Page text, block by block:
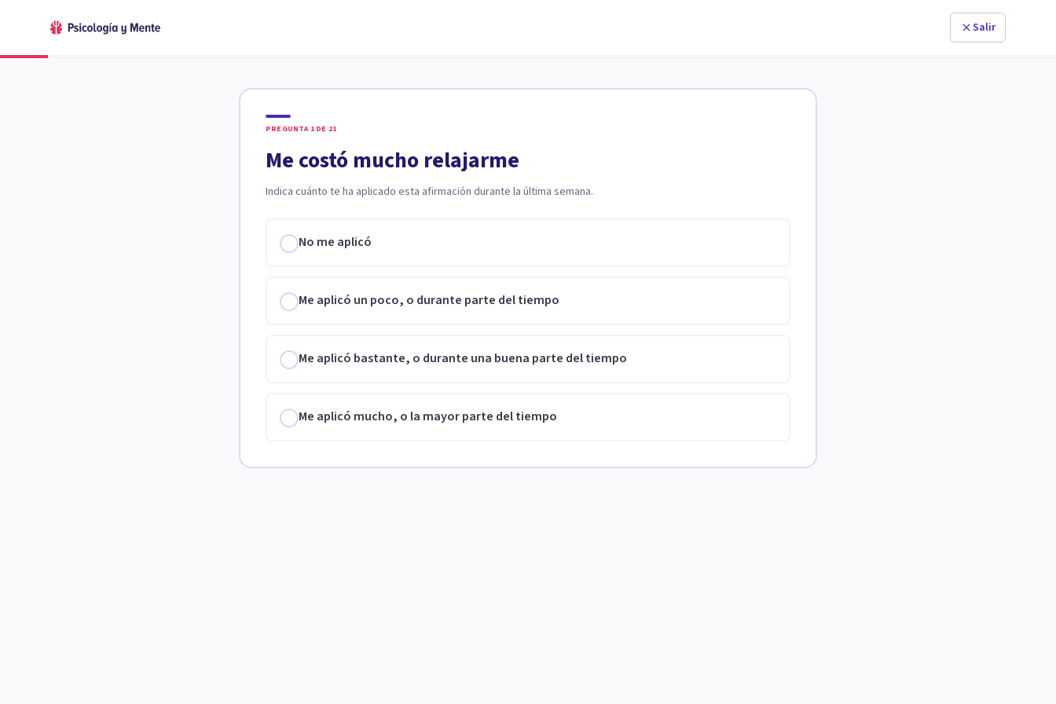
Salir
PREGUNTA 1 DE 21
Me costó mucho relajarme
Indica cuánto te ha aplicado esta afirmación durante la última semana.
No me aplicó
Me aplicó un poco, o durante parte del tiempo
Me aplicó bastante, o durante una buena parte del tiempo
Me aplicó mucho, o la mayor parte del tiempo